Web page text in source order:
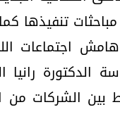
تنفيذها
اجتماعات
الدكتورة رانيا
بين الشركات من